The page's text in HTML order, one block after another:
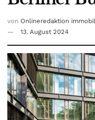
von Onlineredaktion
13. August 2024